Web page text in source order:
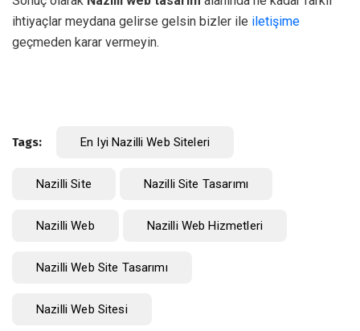
ihtiyaçlar meydana gelirse gelsin bizler ile iletişime
geçmeden karar vermeyin.
Tags: En Iyi Nazilli Web Siteleri
Nazilli Site Nazilli Site Tasarımı
Nazilli Web Nazilli Web Hizmetleri
Nazilli Web Site Tasarımı
Nazilli Web Sitesi